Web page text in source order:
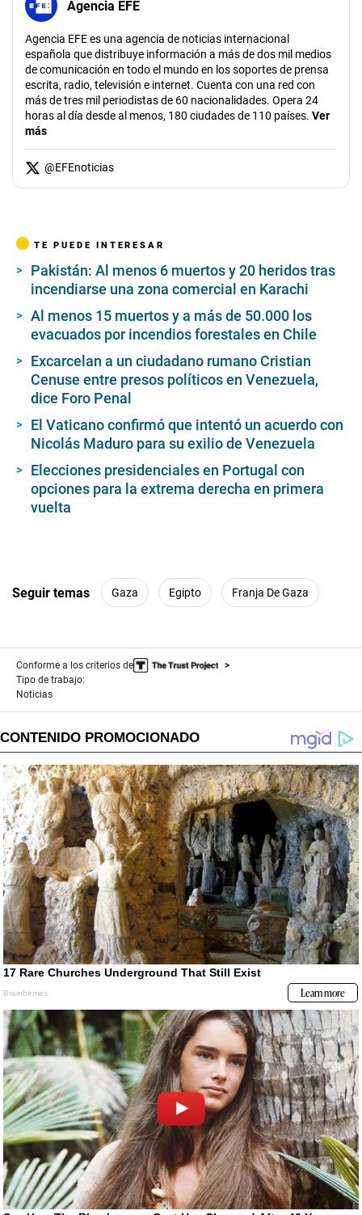
Agencia EFE
Agencia EFE es una agencia de noticias internacional
española que distribuye información a más de dos mil medios
de comunicación en todo el mundo en los soportes de prensa
escrita, radio, televisión e internet. Cuenta con una red con
más de tres mil periodistas de 60 nacionalidades. Opera 24
horas al día desde al menos, 180 ciudades de 110 países. Ver
más
@EFEnoticias
TE PUEDE INTERESAR
Pakistán: Al menos 6 muertos y 20 heridos tras
incendiarse una zona comercial en Karachi
Al menos 15 muertos y a más de 50.000 los
evacuados por incendios forestales en Chile
Excarcelan a un ciudadano rumano Cristian
Cenuse entre presos políticos en Venezuela,
dice Foro Penal
El Vaticano confirmó que intentó un acuerdo con
Nicolás Maduro para su exilio de Venezuela
Elecciones presidenciales en Portugal con
opciones para la extrema derecha en primera
vuelta
Seguir temas Gaza Egipto Franja De Gaza
Conforme a los criterios de
Tipo de trabajo:
Noticias